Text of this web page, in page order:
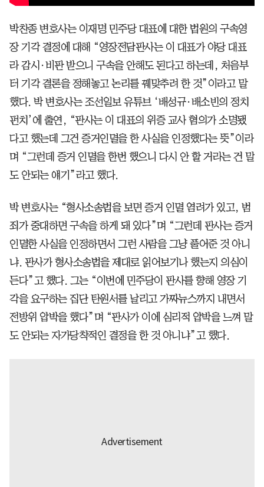
박찬종 변호사는 이재명 민주당 대표에 대한 법원의 구속영
장 기각 결정에 대해 “영장전담판사는 이 대표가 야당 대표
라 감시·비판 받으니 구속을 안해도 된다고 하는데, 처음부
터 기각 결론을 정해놓고 논리를 꿰맞추려 한 것”이라고 말
했다. 박 변호사는 조선일보 유튜브 ‘배성규·배소빈의 정치
펀치’에 출연, “판사는 이 대표의 위증 교사 혐의가 소명됐
다고 했는데 그건 증거인멸을 한 사실을 인정했다는 뜻”이라
며 “그런데 증거 인멸을 한번 했으니 다시 안 할 거라는 건 말
도 안되는 얘기”라고 했다.
박 변호사는 “형사소송법을 보면 증거 인멸 염려가 있고, 범
죄가 중대하면 구속을 하게 돼 있다”며 “그런데 판사는 증거
인멸한 사실을 인정하면서 그런 사람을 그냥 풀어준 것 아니
냐. 판사가 형사소송법을 제대로 읽어보기나 했는지 의심이
든다”고 했다. 그는 “이번에 민주당이 판사를 향해 영장 기
각을 요구하는 집단 탄원서를 날리고 가짜뉴스까지 내면서
전방위 압박을 했다”며 “판사가 이에 심리적 압박을 느껴 말
도 안되는 자가당착적인 결정을 한 것 아니냐”고 했다.